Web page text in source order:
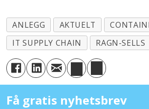
ANLEGG AKTUELT
IT SUPPLY CHAIN
RAGN-SELLS
Få gratis nyhetsbrev